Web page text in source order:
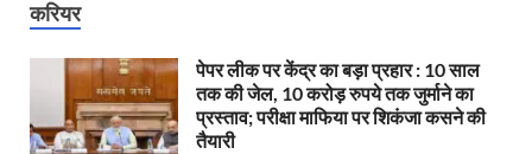
करियर
पेपर लीक पर केंद्र का बड़ा प्रहार : 10 साल
तक की जेल, 10 करोड़ रुपये तक जुर्माने का
प्रस्ताव; परीक्षा माफिया पर शिकंजा कसने की
तैयारी